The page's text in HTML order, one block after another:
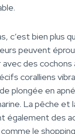
c’est bien plus
peuvent
des cochons
coralliens
plongée en
La pêche et
également des
le